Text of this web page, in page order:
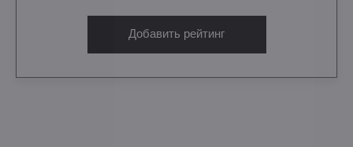
Добавить рейтинг